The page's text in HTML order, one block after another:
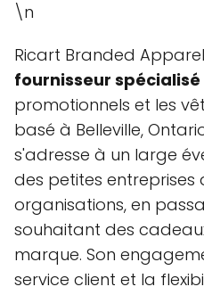
\n
Ricart Branded
fournisseur spécialisé
promotionnels et les
basé à Belleville,
s'adresse à un large
des petites entreprises
organisations, en
souhaitant des
marque. Son
service client et la